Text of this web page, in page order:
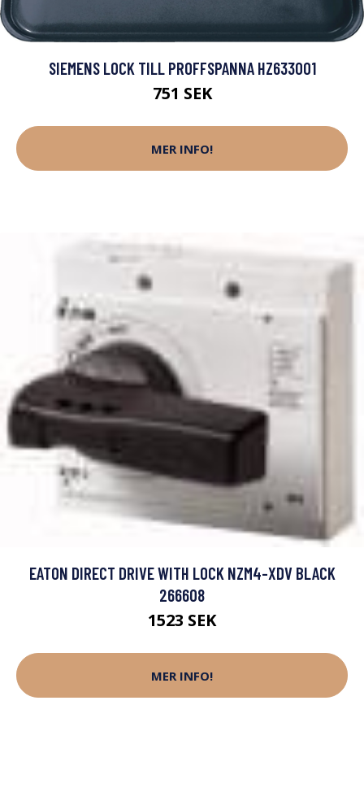
SIEMENS LOCK TILL PROFFSPANNA HZ633001
751 SEK
MER INFO!
EATON DIRECT DRIVE WITH LOCK NZM4-XDV BLACK
266608
1523 SEK
MER INFO!